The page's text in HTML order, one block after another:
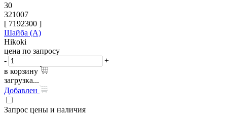
30
321007
[ 7192300 ]
Шайба (A)
Hikoki
цена по запросу
-
+
в корзину
загрузка...
Добавлен
Запрос цены и наличия